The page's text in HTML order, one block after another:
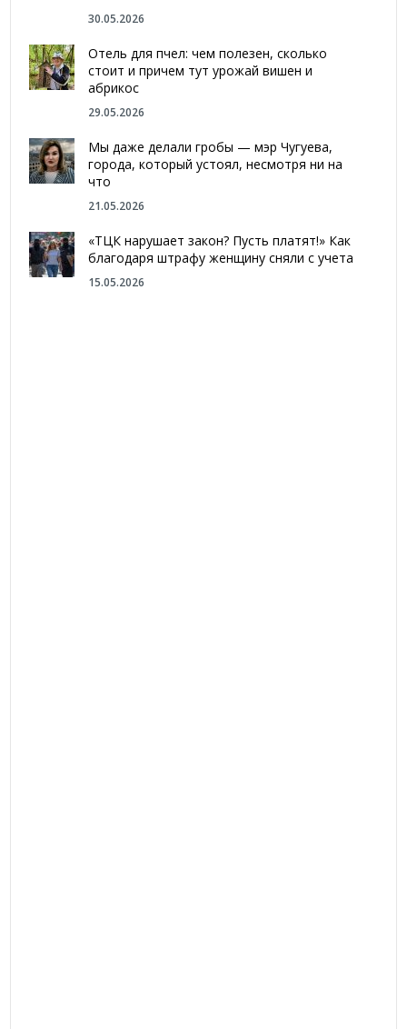
30.05.2026
Отель для пчел: чем полезен, сколько
стоит и причем тут урожай вишен и
абрикос
29.05.2026
Мы даже делали гробы — мэр Чугуева,
города, который устоял, несмотря ни на
что
21.05.2026
«ТЦК нарушает закон? Пусть платят!» Как
благодаря штрафу женщину сняли с учета
15.05.2026